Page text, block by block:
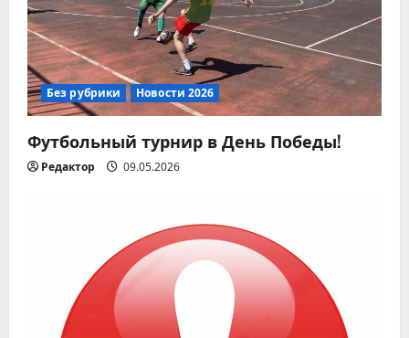
Без рубрики Новости 2026
Футбольный турнир в День Победы!
Редактор 09.05.2026